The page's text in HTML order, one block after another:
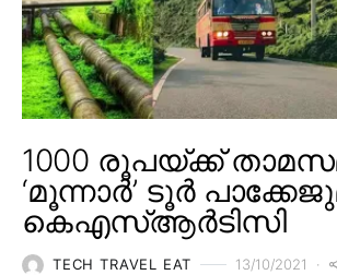
1000 രൂപയ്ക്ക്
‘മൂന്നാർ’ ടൂർ
കെഎസ്ആർടിസി
TECH TRAVEL EAT 13/10/2021